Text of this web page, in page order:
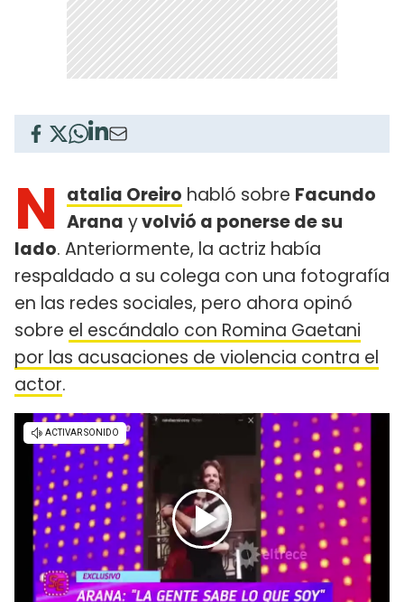
N atalia Oreiro habló sobre Facundo
Arana yvolvió a ponerse de su
lado. Anteriormente, la actriz había
respaldado a su colega con una fotografía
en las redes sociales, pero ahora opinó
sobre el escándalo con Romina Gaetani
por las acusaciones de violencia contra el
actor.